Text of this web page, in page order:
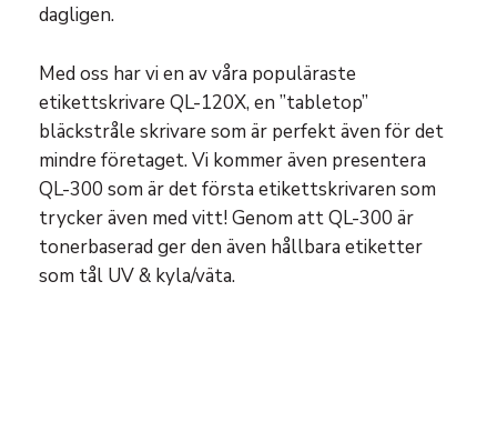
dagligen.
Med oss har vi en av våra populäraste
etikettskrivare QL-120X, en ”tabletop”
bläckstråle skrivare som är perfekt även för det
mindre företaget. Vi kommer även presentera
QL-300 som är det första etikettskrivaren som
trycker även med vitt! Genom att QL-300 är
tonerbaserad ger den även hållbara etiketter
som tål UV & kyla/väta.